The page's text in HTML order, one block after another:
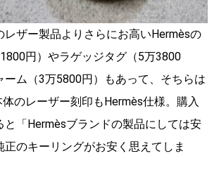
レザー製品よりさらにお高いHermèsの
円）やラゲッジタグ（5万3800
ーム（3万5800円）もあって、そちらは
のレーザー刻印もHermès仕様。購入
と「Hermèsブランドの製品にしては安
正のキーリングがお安く思えてしま